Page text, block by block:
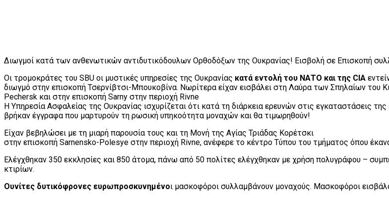
Διωγμοί κατά των ανθενωτικών αντιδυτικόδουλων Ορθοδόξων της Ουκρανίας! Εισβολή σε Επισκοπή
Οι τρομοκράτες του SBU οι μυστικές υπηρεσίες της Ουκρανίας κατά εντολή του ΝΑΤΟ και της CIA
διωγμό στην επισκοπή Τσερνίβτσι-Μπουκοβίνα. Νωρίτερα είχαν εισβάλει στη Λαύρα των Σπηλαίων του
Pechersk και στην επισκοπή Sarny στην περιοχή Rivne
Η Υπηρεσία Ασφαλείας της Ουκρανίας ισχυρίζεται ότι κατά τη διάρκεια ερευνών στις εγκαταστάσεις
βρήκαν έγγραφα που μαρτυρούν τη ρωσική υπηκοότητα μοναχών και θα τιμωρηθούν!
Eίχαν βεβηλώσει με τη μιαρή παρουσία τους και τη Μονή της Αγίας Τριάδας Κορέτσκι
στην επισκοπή Sarnensko-Polesye στην περιοχή Rivne, ανέφερε το κέντρο Τύπου του τμήματος όπου
Ελέγχθηκαν 350 εκκλησίες και 850 άτομα, πάνω από 50 πολίτες ελέγχθηκαν με χρήση πολυγράφου –
κτιρίων.
Oυνίτες δυτικόφρονες ευρωπροσκυνημένοι μασκοφόροι συλλαμβάνουν μοναχούς. Μασκοφόροι